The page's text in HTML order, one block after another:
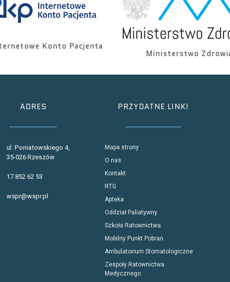
Konto Pacjenta
Ministerstwo
ADRES
ul. Poniatowskiego 4,
35-026 Rzeszów
17 852 62 53
wspr@wspr.pl
PRZYDATNE LINKI
Mapa strony
O nas
Kontakt
RTG
Apteka
Oddział Paliatywny
Szkoła Ratownictwa
Mobilny Punkt Pobrań
Ambulatorium Stomatologiczne
Zespoły Ratownictwa
Medycznego